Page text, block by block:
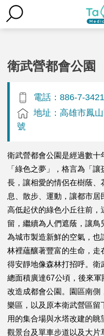
衛武營都會公園
電話：886-7-
地址：高雄市鳳
號
衛武營都會公園是經過數十
「綠色之夢」，格言為「
長，讓相愛的情侶在樹蔭
息、散步、運動，讓都市
高低起伏的綠色小丘往前，
留，繼續為人們遮蔭，讓鳥
為城市製造新鮮的空氣，也
林裡蘊釀著豐富的生命，
得安靜地像森林打招呼。衛
總面積廣達67公頃，後來
改造成都會公園。園區南側
樂區，以及原本衛武營區留
用的集合場與水塔改建的
觀景台及單車步道以及大片